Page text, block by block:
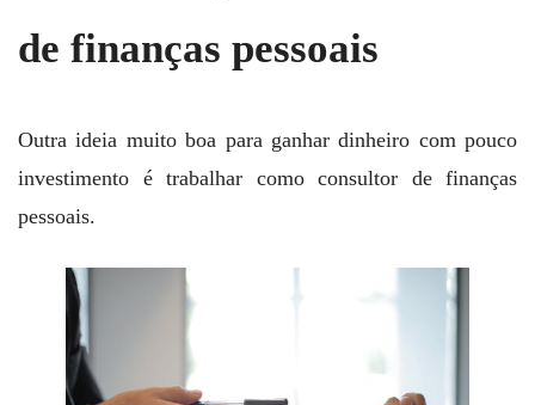
de finanças pessoais
Outra ideia muito boa para ganhar dinheiro com pouco
investimento é trabalhar como consultor de finanças
pessoais.